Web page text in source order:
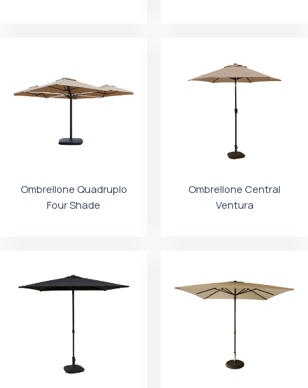
Ombrellone Quadruplo
Four Shade
Ombrellone Central
Ventura